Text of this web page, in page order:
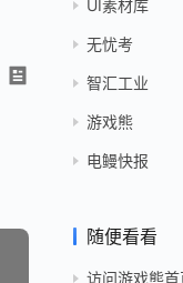
UI素材库
无忧考
智汇工业
游戏熊
电鳗快报
随便看看
访问游戏熊首